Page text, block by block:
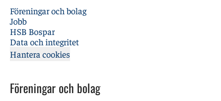
Föreningar och bolag
Jobb
HSB Bospar
Data och integritet
Hantera cookies
Föreningar och bolag